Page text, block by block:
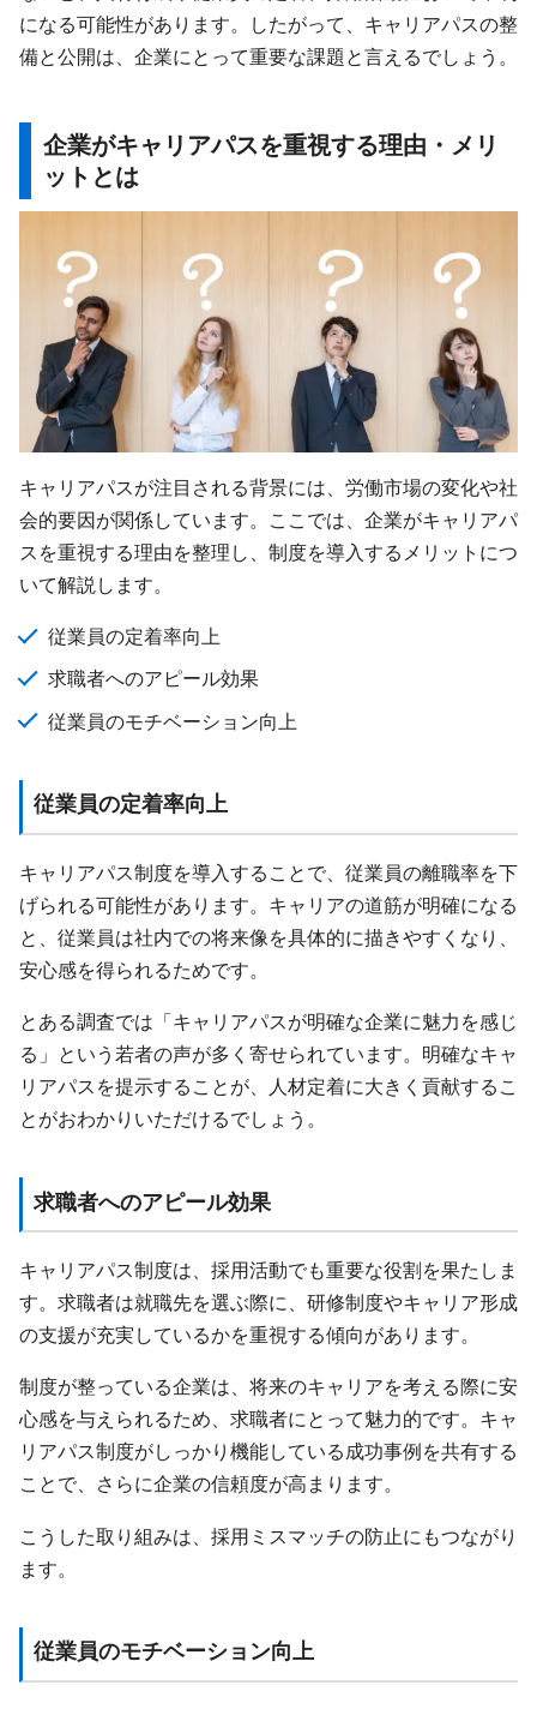
になる可能性があります。したがって、キャリアパスの整
備と公開は、企業にとって重要な課題と言えるでしょう。
企業がキャリアパスを重視する理由・メリ
ットとは
キャリアパスが注目される背景には、労働市場の変化や社
会的要因が関係しています。ここでは、企業がキャリアパ
スを重視する理由を整理し、制度を導入するメリットにつ
いて解説します。
従業員の定着率向上
求職者へのアピール効果
従業員のモチベーション向上
従業員の定着率向上
キャリアパス制度を導入することで、従業員の離職率を下
げられる可能性があります。キャリアの道筋が明確になる
と、従業員は社内での将来像を具体的に描きやすくなり、
安心感を得られるためです。
とある調査では「キャリアパスが明確な企業に魅力を感じ
る」という若者の声が多く寄せられています。明確なキャ
リアパスを提示することが、人材定着に大きく貢献するこ
とがおわかりいただけるでしょう。
求職者へのアピール効果
キャリアパス制度は、採用活動でも重要な役割を果たしま
す。求職者は就職先を選ぶ際に、研修制度やキャリア形成
の支援が充実しているかを重視する傾向があります。
制度が整っている企業は、将来のキャリアを考える際に安
心感を与えられるため、求職者にとって魅力的です。キャ
リアパス制度がしっかり機能している成功事例を共有する
ことで、さらに企業の信頼度が高まります。
こうした取り組みは、採用ミスマッチの防止にもつながり
ます。
従業員のモチベーション向上